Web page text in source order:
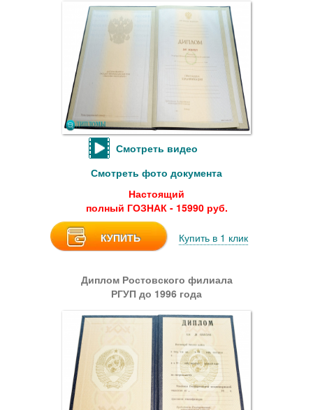
Смотреть видео
Смотреть фото документа
Настоящий
полный ГОЗНАК - 15990 руб.
КУПИТЬ Купить в 1 клик
Диплом Ростовского филиала
РГУП до 1996 года